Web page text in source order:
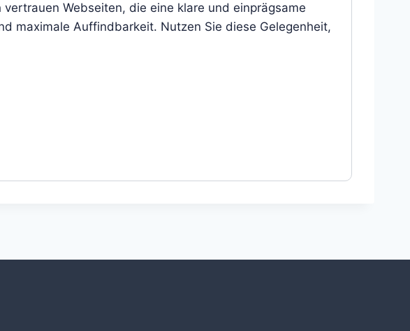
Webseiten, die eine klare und einprägsame
maximale Auffindbarkeit. Nutzen Sie diese Gelegenheit,